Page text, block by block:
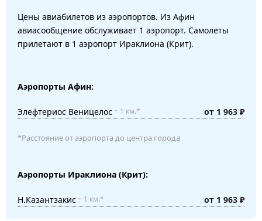
Цены авиабилетов из аэропортов. Из Афин
авиасообщение обслуживает 1 аэропорт. Самолеты
прилетают в 1 аэропорт Ираклиона (Крит).
Аэропорты Афин:
Элефтериос Веницелос~ 1 км.* от 1 963 ₽
*Расстояние от аэропорта до центра города
Аэропорты Ираклиона (Крит):
Н.Казантзакис~ 1 км.* от 1 963 ₽